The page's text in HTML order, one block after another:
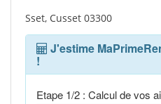
Sset, Cusset 03300